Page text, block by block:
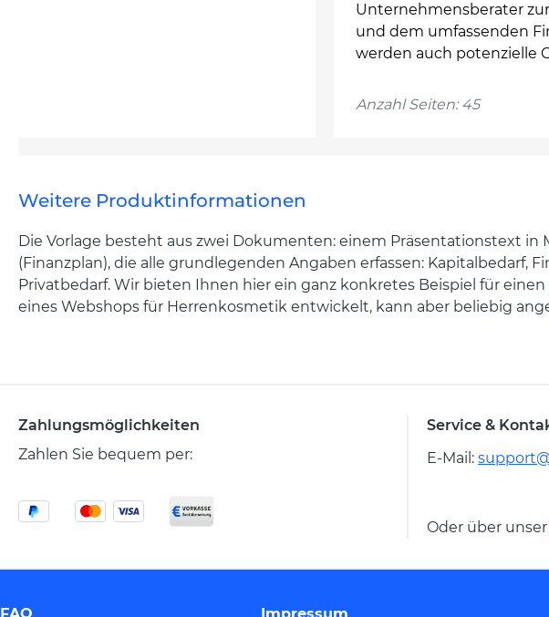
Unternehmensberater
und dem umfassenden
werden auch potenzielle
Anzahl Seiten: 45
Weitere Produktinformationen
Die Vorlage besteht aus zwei Dokumenten: einem Präsentationstext
(Finanzplan), die alle grundlegenden Angaben erfassen: Kapitalbedarf,
Privatbedarf. Wir bieten Ihnen hier ein ganz konkretes Beispiel für
eines Webshops für Herrenkosmetik entwickelt, kann aber beliebig
Zahlungsmöglichkeiten
Zahlen Sie bequem per:
Service &
E-Mail:
Oder über unser